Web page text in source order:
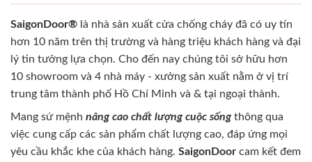
SaigonDoor® là nhà sản xuất cửa chống cháy đã có uy tín
hơn 10 năm trên thị trường và hàng triệu khách hàng và đại
lý tin tưởng lựa chọn. Cho đến nay chúng tôi sở hữu hơn
10 showroom và 4 nhà máy - xưởng sản xuất nằm ở vị trí
trung tâm thành phố Hồ Chí Minh và & tại ngoại thành.
Mang sứ mệnh nâng cao chất lượng cuộc sốngthông qua
việc cung cấp các sản phẩm chất lượng cao, đáp ứng mọi
yêu cầu khắc khe của khách hàng. SaigonDoor cam kết đem